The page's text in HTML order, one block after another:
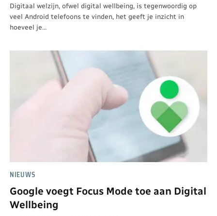
Digitaal welzijn, ofwel digital wellbeing, is tegenwoordig op
veel Android telefoons te vinden, het geeft je inzicht in
hoeveel je…
NIEUWS
Google voegt Focus Mode toe aan Digital
Wellbeing